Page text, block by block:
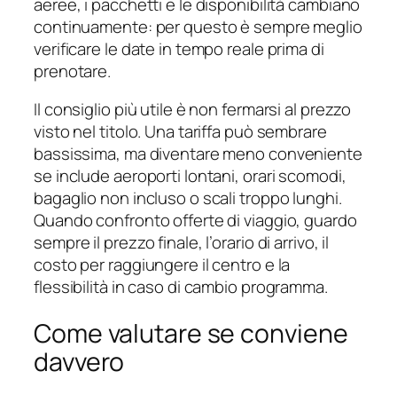
continuamente: per questo è sempre meglio
verificare le date in tempo reale prima di
prenotare.
Il consiglio più utile è non fermarsi al prezzo
visto nel titolo. Una tariffa può sembrare
bassissima, ma diventare meno conveniente
se include aeroporti lontani, orari scomodi,
bagaglio non incluso o scali troppo lunghi.
Quando confronto offerte di viaggio, guardo
sempre il prezzo finale, l’orario di arrivo, il
costo per raggiungere il centro e la
flessibilità in caso di cambio programma.
Come valutare se conviene
davvero